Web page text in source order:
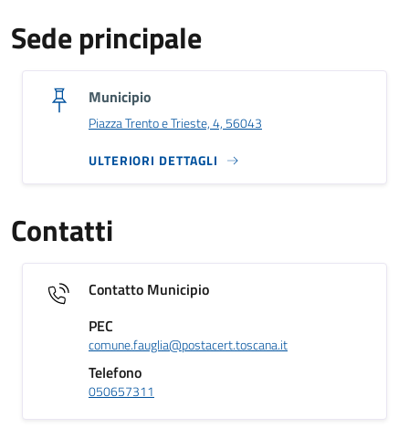
Sede principale
Municipio
Piazza Trento e Trieste, 4, 56043
ULTERIORI DETTAGLI
Contatti
Contatto Municipio
PEC
comune.fauglia@postacert.toscana.it
Telefono
050657311